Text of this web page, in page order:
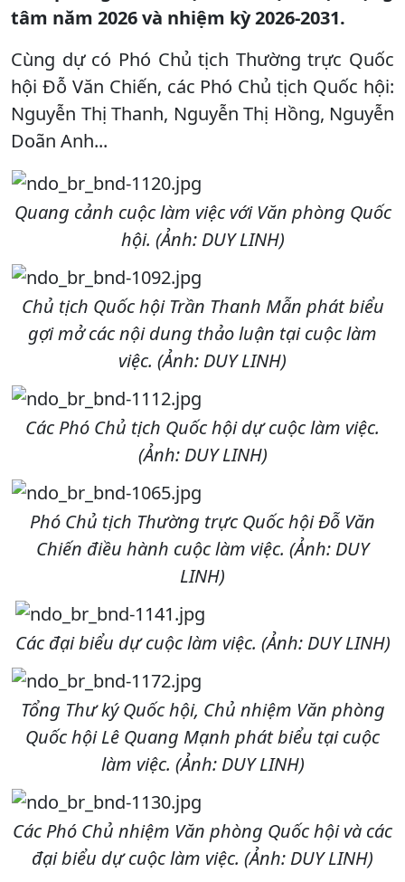
tâm năm 2026 và nhiệm kỳ 2026-2031.
Cùng dự có Phó Chủ tịch Thường trực Quốc
hội Đỗ Văn Chiến, các Phó Chủ tịch Quốc hội:
Nguyễn Thị Thanh, Nguyễn Thị Hồng, Nguyễn
Doãn Anh...
Quang cảnh cuộc làm việc với Văn phòng Quốc
hội. (Ảnh: DUY LINH)
Chủ tịch Quốc hội Trần Thanh Mẫn phát biểu
gợi mở các nội dung thảo luận tại cuộc làm
việc. (Ảnh: DUY LINH)
Các Phó Chủ tịch Quốc hội dự cuộc làm việc.
(Ảnh: DUY LINH)
Phó Chủ tịch Thường trực Quốc hội Đỗ Văn
Chiến điều hành cuộc làm việc. (Ảnh: DUY
LINH)
Các đại biểu dự cuộc làm việc. (Ảnh: DUY LINH)
Tổng Thư ký Quốc hội, Chủ nhiệm Văn phòng
Quốc hội Lê Quang Mạnh phát biểu tại cuộc
làm việc. (Ảnh: DUY LINH)
Các Phó Chủ nhiệm Văn phòng Quốc hội và các
đại biểu dự cuộc làm việc. (Ảnh: DUY LINH)